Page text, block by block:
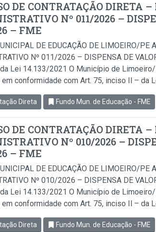
DE CONTRATAÇÃO DIRETA –
Nº 011/2026 –
– FME
DE EDUCAÇÃO DE LIMOEIRO/PE
Nº 011/2026 – DISPENSA DE
da Lei 14.133/2021 O Município de
em conformidade com Art. 75, inciso Il – da
Direta Fundo Mun. de Educação - FME
DE CONTRATAÇÃO DIRETA –
Nº 010/2026 –
– FME
DE EDUCAÇÃO DE LIMOEIRO/PE
Nº 010/2026 – DISPENSA DE
da Lei 14.133/2021 O Município de
em conformidade com Art. 75, inciso Il – da
Direta Fundo Mun. de Educação - FME